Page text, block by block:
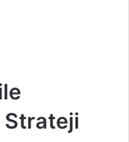
Strateji